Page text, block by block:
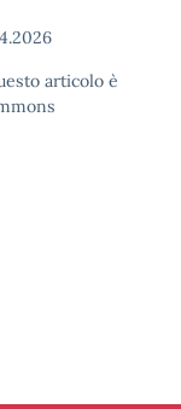
articolo è